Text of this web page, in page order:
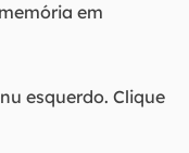
em
esquerdo. Clique